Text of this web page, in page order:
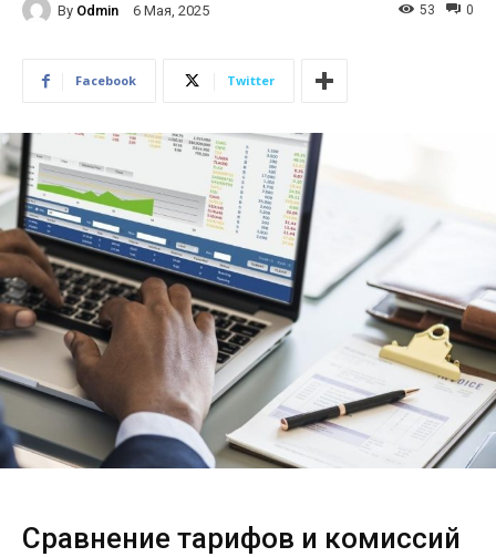
By Odmin 6 Мая, 2025 0
53
Facebook Twitter
Сравнение тарифов и комиссий